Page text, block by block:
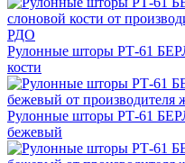
Рулонные шторы РТ-61
кости
Рулонные шторы РТ-61
бежевый